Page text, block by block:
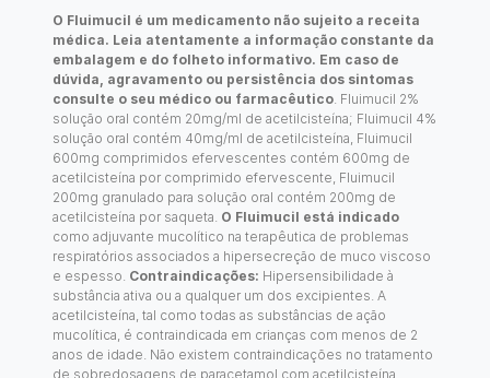
O Fluimucil é um medicamento não sujeito a receita
médica. Leia atentamente a informação constante da
embalagem e do folheto informativo. Em caso de
dúvida, agravamento ou persistência dos sintomas
consulte o seu médico ou farmacêutico . Fluimucil 2%
solução oral contém 20mg/ml de acetilcisteína; Fluimucil 4%
solução oral contém 40mg/ml de acetilcisteína, Fluimucil
600mg comprimidos efervescentes contém 600mg de
acetilcisteína por comprimido efervescente, Fluimucil
200mg granulado para solução oral contém 200mg de
acetilcisteína por saqueta. O Fluimucil está indicado
como adjuvante mucolítico na terapêutica de problemas
respiratórios associados a hipersecreção de muco viscoso
e espesso. Contraindicações: Hipersensibilidade à
substância ativa ou a qualquer um dos excipientes. A
acetilcisteína, tal como todas as substâncias de ação
mucolítica, é contraindicada em crianças com menos de 2
anos de idade. Não existem contraindicações no tratamento
de sobredosagens de paracetamol com acetilcisteína.